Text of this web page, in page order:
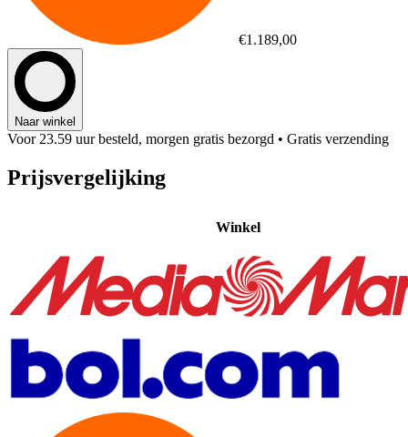
€1.189,00
Naar winkel
Voor 23.59 uur besteld, morgen gratis bezorgd • Gratis verzending
Prijsvergelijking
Winkel